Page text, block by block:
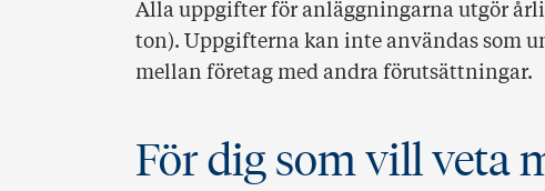
Alla uppgifter för anläggningarna utgör
ton). Uppgifterna kan inte användas som
mellan företag med andra förutsättningar.
För dig som vill veta